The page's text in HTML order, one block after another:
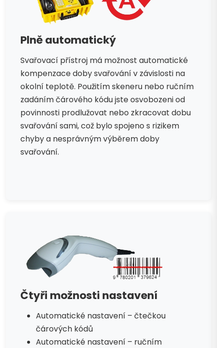
Plně automatický
Svařovací přístroj má možnost automatické
kompenzace doby svařování v závislosti na
okolní teplotě. Použitím skeneru nebo ručním
zadáním čárového kódu jste osvobozeni od
povinnosti prodlužovat nebo zkracovat dobu
svařování sami, což bylo spojeno s rizikem
chyby a nesprávným výběrem doby
svařování.
Čtyři možnosti nastavení
Automatické nastavení – čtečkou
čárových kódů
Automatické nastavení – ručním